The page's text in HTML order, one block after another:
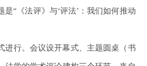
是“《法评》与‘评法’：我们如何推动
进行。会议设开幕式、主题圆桌（书